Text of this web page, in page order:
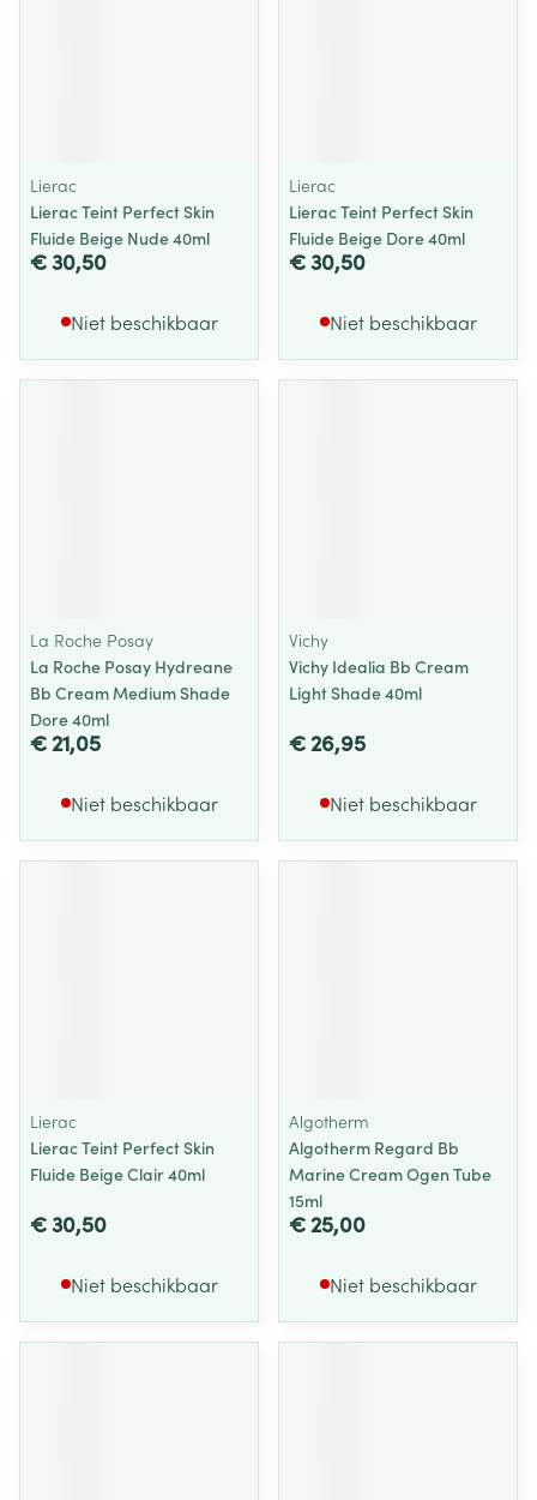
Lierac
Lierac Teint Perfect Skin
Fluide Beige Nude 40ml
€ 30,50
Niet beschikbaar
Lierac
Lierac Teint Perfect Skin
Fluide Beige Dore 40ml
€ 30,50
Niet beschikbaar
La Roche Posay
La Roche Posay Hydreane
Bb Cream Medium Shade
Dore 40ml
€ 21,05
Niet beschikbaar
Vichy
Vichy Idealia Bb Cream
Light Shade 40ml
€ 26,95
Niet beschikbaar
Lierac
Lierac Teint Perfect Skin
Fluide Beige Clair 40ml
€ 30,50
Niet beschikbaar
Algotherm
Algotherm Regard Bb
Marine Cream Ogen Tube
15ml
€ 25,00
Niet beschikbaar